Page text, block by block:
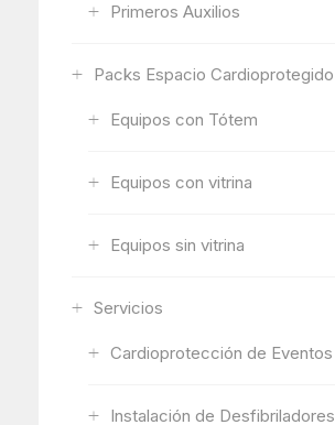
Primeros Auxilios
Packs Espacio Cardioprotegido
Equipos con Tótem
Equipos con vitrina
Equipos sin vitrina
Servicios
Cardioprotección de Eventos
Instalación de Desfibriladores